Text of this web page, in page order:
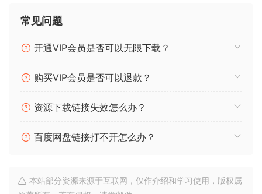
• 循环路由：在同一首歌曲的旋律继续播放时循环节拍，反之亦
• AI 交叉淡入淡出：无缝混合和交换两个音轨的鼓声、低音线
• AI 波形：并排查看每个音轨的人声、鼓声和谐波波形
• 音序器：在音乐上创建即时节拍
• 鼓声和样本的节拍匹配排序
媒体集成
常见问题
开通VIP会员是否可以无限下载？
购买VIP会员是否可以退款？
资源下载链接失效怎么办？
百度网盘链接打不开怎么办？
本站部分资源来源于互联网，仅作介绍和学习使用，版权属